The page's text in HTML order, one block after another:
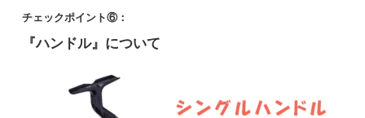
チェックポイント⑥：
『ハンドル』について